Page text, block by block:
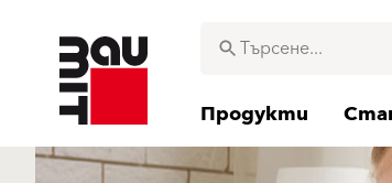
Продукти